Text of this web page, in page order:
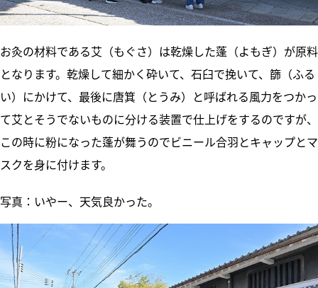
お灸の材料である艾（もぐさ）は乾燥した蓬（よもぎ）が原料
となります。乾燥して細かく砕いて、石臼で挽いて、篩（ふる
い）にかけて、最後に唐箕（とうみ）と呼ばれる風力をつかっ
て艾とそうでないものに分ける装置で仕上げをするのですが、
この時に粉になった蓬が舞うのでビニール合羽とキャップとマ
スクを身に付けます。
写真：いやー、天気良かった。